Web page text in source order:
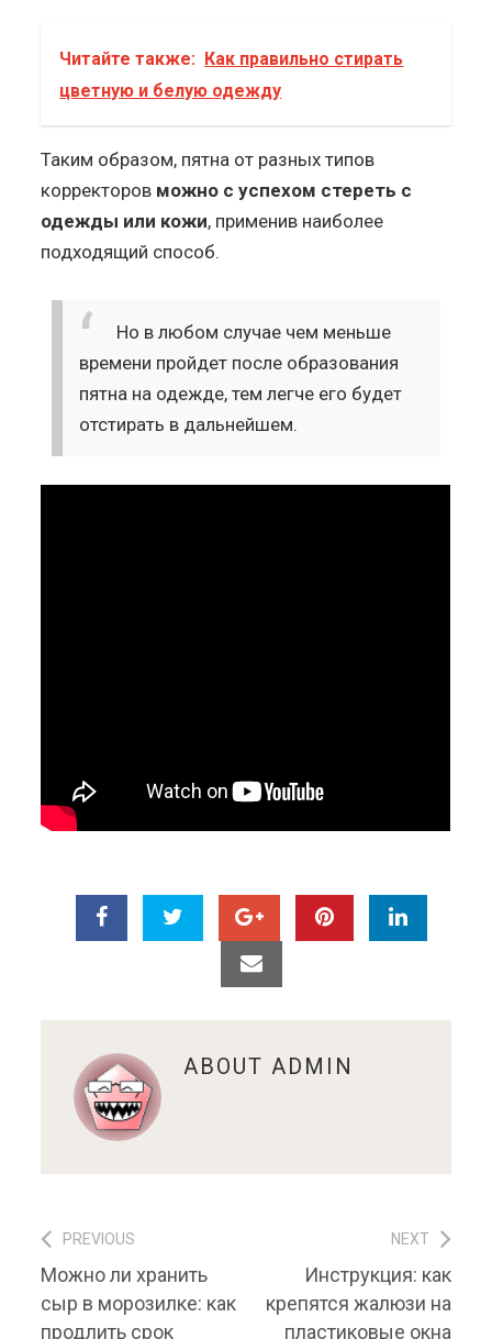
Читайте также: Как правильно стирать
цветную и белую одежду
Таким образом, пятна от разных типов
корректоров можно с успехом стереть с
одежды или кожи, применив наиболее
подходящий способ.
Но в любом случае чем меньше
времени пройдет после образования
пятна на одежде, тем легче его будет
отстирать в дальнейшем.
ABOUTADMIN
Навигация по записям
PREVIOUS
Previous post:
Можно ли хранить
сыр в морозилке: как
продлить срок
NEXT
Next post:
Инструкция: как
крепятся жалюзи на
пластиковые окна